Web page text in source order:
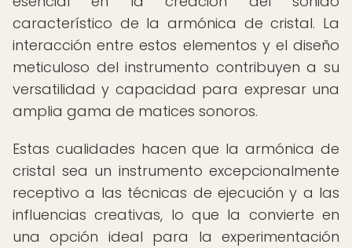
característico de la armónica de cristal. La
interacción entre estos elementos y el diseño
meticuloso del instrumento contribuyen a su
versatilidad y capacidad para expresar una
amplia gama de matices sonoros.
Estas cualidades hacen que la armónica de
cristal sea un instrumento excepcionalmente
receptivo a las técnicas de ejecución y a las
influencias creativas, lo que la convierte en
una opción ideal para la experimentación